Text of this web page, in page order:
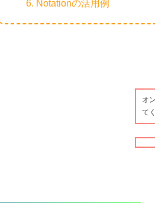
Notationの活用例
オ
て